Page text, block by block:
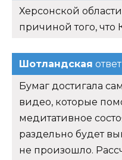
Херсонской
причиной того,
Шотландская
Бумаг достигала
видео, которые
медитативное
раздельно будет
не произошло.